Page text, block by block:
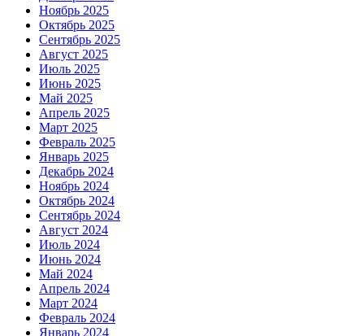
Ноябрь 2025
Октябрь 2025
Сентябрь 2025
Август 2025
Июль 2025
Июнь 2025
Май 2025
Апрель 2025
Март 2025
Февраль 2025
Январь 2025
Декабрь 2024
Ноябрь 2024
Октябрь 2024
Сентябрь 2024
Август 2024
Июль 2024
Июнь 2024
Май 2024
Апрель 2024
Март 2024
Февраль 2024
Январь 2024